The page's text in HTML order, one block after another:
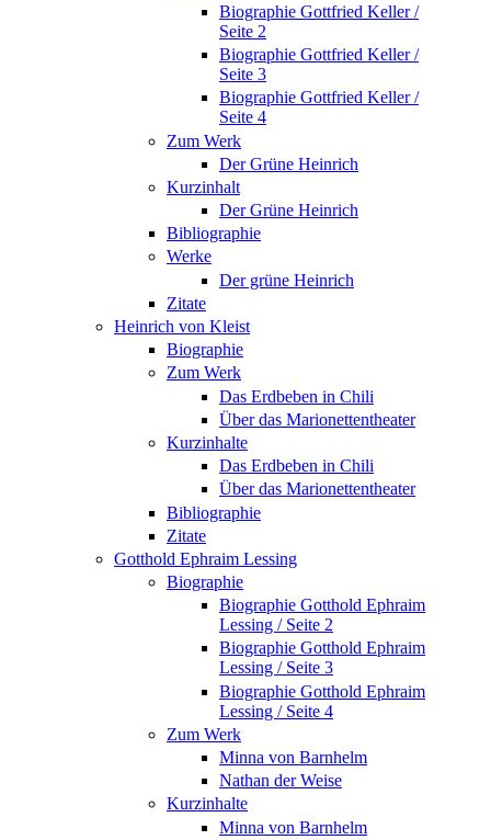
Biographie Gottfried Keller /
Seite 2
Biographie Gottfried Keller /
Seite 3
Biographie Gottfried Keller /
Seite 4
Zum Werk
Der Grüne Heinrich
Kurzinhalt
Der Grüne Heinrich
Bibliographie
Werke
Der grüne Heinrich
Zitate
Heinrich von Kleist
Biographie
Zum Werk
Das Erdbeben in Chili
Über das Marionettentheater
Kurzinhalte
Das Erdbeben in Chili
Über das Marionettentheater
Bibliographie
Zitate
Gotthold Ephraim Lessing
Biographie
Biographie Gotthold Ephraim
Lessing / Seite 2
Biographie Gotthold Ephraim
Lessing / Seite 3
Biographie Gotthold Ephraim
Lessing / Seite 4
Zum Werk
Minna von Barnhelm
Nathan der Weise
Kurzinhalte
Minna von Barnhelm